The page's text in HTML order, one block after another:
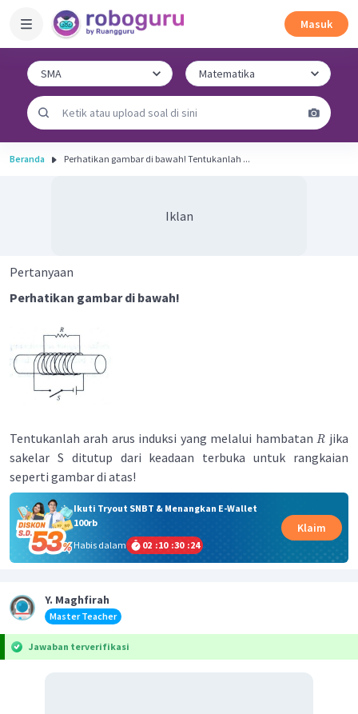
Masuk
Beranda Perhatikan gambar di bawah! Tentukanlah ...
Iklan
Pertanyaan
Perhatikan gambar di bawah!
Tentukanlah arah arus induksi yang melalui hambatanR jika
sakelar S ditutup dari keadaan terbuka untuk rangkaian
seperti gambar di atas!
Ikuti Tryout SNBT & Menangkan E-Wallet
100rb
Habis dalam
02 :10 :30 :23
Klaim
Y. Maghfirah
Master Teacher
Jawaban terverifikasi